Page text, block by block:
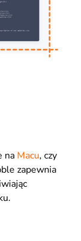
na Macu, czy
zapewnia